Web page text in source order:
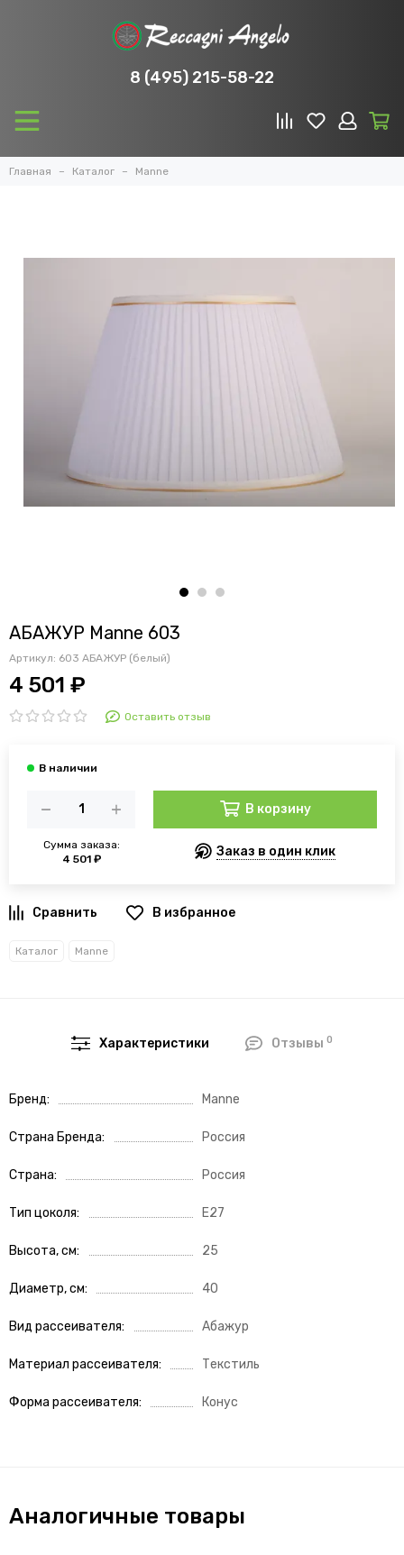
8 (495) 215-58-22
Главная Каталог Manne
АБАЖУР Manne 603
Артикул: 603 АБАЖУР (белый)
4 501 ₽
Оставить отзыв
Сумма заказа:
4 501 ₽
В корзину
Заказ в один клик
В избранное
Каталог Manne
Характеристики Отзывы 0
Бренд Manne
Страна Бренда Россия
Страна Россия
Тип цоколя E27
Высота, см 25
Диаметр, см 40
Вид рассеивателя Абажур
Материал рассеивателя Текстиль
Форма рассеивателя Конус
Аналогичные товары